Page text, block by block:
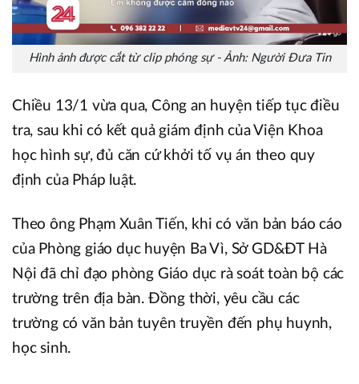
Hình ảnh được cắt từ clip phóng sự - Ảnh: Người Đưa Tin
Chiều 13/1 vừa qua, Công an huyện tiếp tục điều
tra, sau khi có kết quả giám định của Viện Khoa
học hình sự, đủ căn cứ khởi tố vụ án theo quy
định của Pháp luật.
Theo ông Phạm Xuân Tiến, khi có văn bản báo cáo
của Phòng giáo dục huyện Ba Vì, Sở GD&ĐT Hà
Nội đã chỉ đạo phòng Giáo dục rà soát toàn bộ các
trường trên địa bàn. Đồng thời, yêu cầu các
trường có văn bản tuyên truyền đến phụ huynh,
học sinh.